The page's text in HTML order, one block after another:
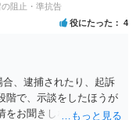
阻止・準抗告
役にたった 4
、逮捕されたり、起訴
階で、示談をしたほうが
をお聞きしなければお答